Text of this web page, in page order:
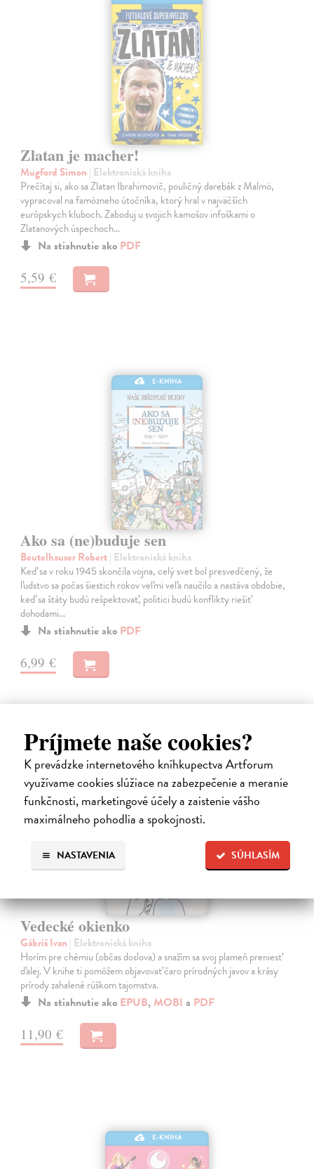
Príjmete naše cookies?
K prevádzke internetového kníhkupectva Artforum
využívame cookies slúžiace na zabezpečenie a meranie
funkčnosti, marketingové účely a zaistenie vášho
maximálneho pohodlia a spokojnosti.
SÚHLASÍM
NASTAVENIA
Zlatan je macher!
Mugford Simon | Elektronická kniha
Prečítaj si, ako sa Zlatan Ibrahimovič, pouličný darebák z Malmö,
vypracoval na famózneho útočníka, ktorý hral v najväčších
európskych kluboch. Zaboduj u svojich kamošov infoškami o
Zlatanových úspechoch…
Na stiahnutie ako PDF
5,59 €
E-KNIHA
Ako sa (ne)buduje sen
Beutelhauser Robert| Elektronická kniha
Keď sa v roku 1945 skončila vojna, celý svet bol presvedčený, že
ľudstvo sa počas šiestich rokov veľmi veľa naučilo a nastáva obdobie,
keď sa štáty budú rešpektovať, politici budú konflikty riešiť
dohodami…
Na stiahnutie ako PDF
6,99 €
E-KNIHA
Vedecké okienko
Gábriš Ivan | Elektronická kniha
Horím pre chémiu (občas doslova) a snažím sa svoj plameň preniesť
ďalej. V knihe ti pomôžem objavovať čaro prírodných javov a krásy
prírody zahalené rúškom tajomstva.
Na stiahnutie ako EPUB, MOBI a PDF
11,90 €
E-KNIHA